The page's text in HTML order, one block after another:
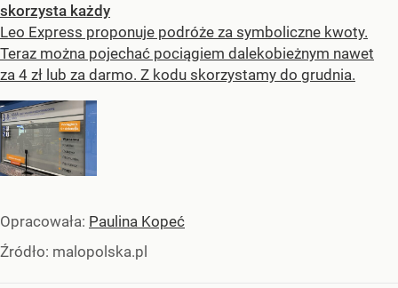
skorzysta każdy
Leo Express proponuje podróże za symboliczne kwoty.
Teraz można pojechać pociągiem dalekobieżnym nawet
za 4 zł lub za darmo. Z kodu skorzystamy do grudnia.
Opracowała: Paulina Kopeć
Źródło: malopolska.pl